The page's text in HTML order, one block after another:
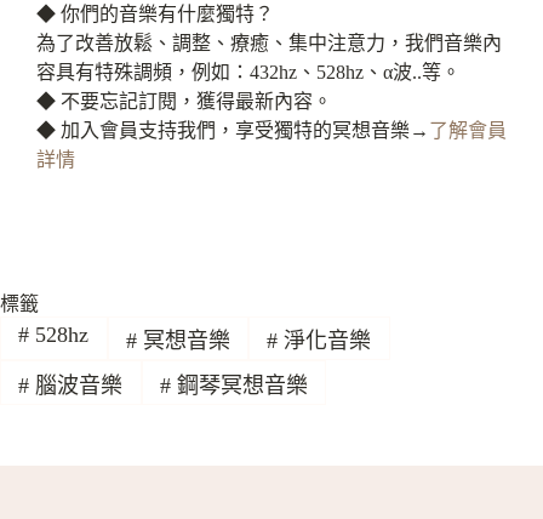
◆ 你們的音樂有什麼獨特？
為了改善放鬆、調整、療癒、集中注意力，我們音樂內
容具有特殊調頻，例如：432hz、528hz、α波..等。
◆ 不要忘記訂閱，獲得最新內容。
◆ 加入會員支持我們，享受獨特的冥想音樂→ 了解會員
詳情
標籤
# 528hz #冥想音樂 # 淨化音樂
# 腦波音樂 #鋼琴冥想音樂